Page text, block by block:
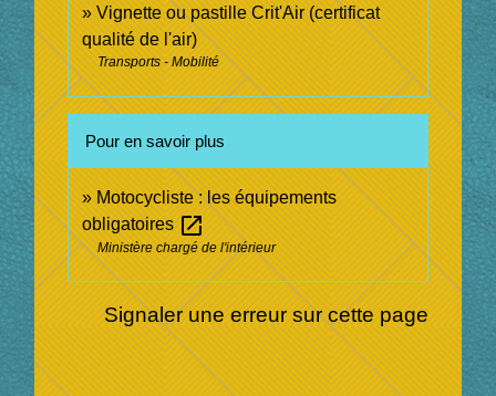
Vignette ou pastille Crit'Air (certificat
qualité de l'air)
Transports - Mobilité
Pour en savoir plus
Motocycliste : les équipements
obligatoiresopen_in_new
Ministère chargé de l'intérieur
Signaler une erreur sur cette page